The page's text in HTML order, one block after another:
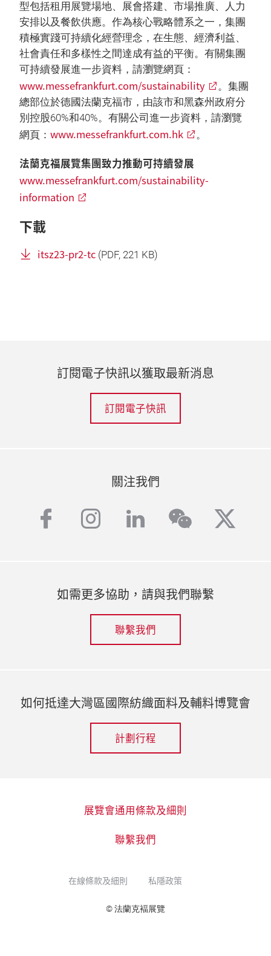
型包括租用展覽場地、展會搭建、市場推廣、人力
安排以及餐飲供應。作為核心戰略體系之一，集團
積極實踐可持續化經營理念，在生態、經濟利益、
社會責任和多樣性之間達成有益的平衡。有關集團
可持續發展進一步資料，請瀏覽網頁：
www.messefrankfurt.com/sustainability
。集團
總部位於德國法蘭克福市，由該市和黑森州政府分
別控股60%和40%。有關公司進一步資料，請瀏覽
網頁： www.messefrankfurt.com.hk 。
法蘭克福展覽集團致力推動可持續發展
www.messefrankfurt.com/sustainability-
information
下載
itsz23-pr2-tc (PDF, 221 KB)
訂閱電子快訊以獲取最新消息
訂閱電子快訊
關注我們
facebook
instagram
linkedinwechat
如需更多協助，請與我們聯繫
聯繫我們
如何抵達大灣區國際紡織面料及輔料博覽會
計劃行程
展覽會通用條款及細則
聯繫我們
在線條款及細則 私隱政策
© 法蘭克褔展覽